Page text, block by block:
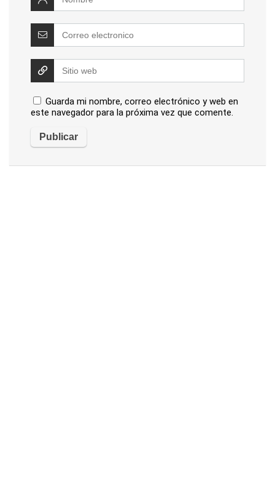
Guarda mi nombre, correo electrónico y web en
este navegador para la próxima vez que comente.